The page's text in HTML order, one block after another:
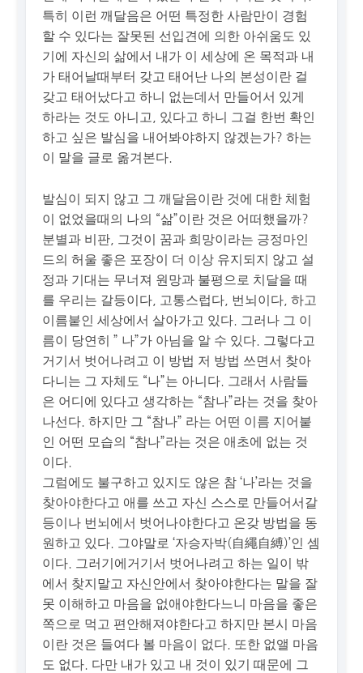
특히 이런 깨달음은 어떤 특정한 사람만이 경험
할 수 있다는 잘못된 선입견에 의한 아쉬움도 있
기에 자신의 삶에서 내가 이 세상에 온 목적과 내
가 태어날때부터 갖고 태어난 나의 본성이란 걸
갖고 태어났다고 하니 없는데서 만들어서 있게
하라는 것도 아니고, 있다고 하니 그걸 한번 확인
하고 싶은 발심을 내어봐야하지 않겠는가? 하는
이 말을 글로 옮겨본다.
발심이 되지 않고 그 깨달음이란 것에 대한 체험
이 없었을때의 나의 “삶”이란 것은 어떠했을까?
분별과 비판, 그것이 꿈과 희망이라는 긍정마인
드의 허울 좋은 포장이 더 이상 유지되지 않고 설
정과 기대는 무너져 원망과 불평으로 치달을 때
를 우리는 갈등이다, 고통스럽다, 번뇌이다, 하고
이름붙인 세상에서 살아가고 있다. 그러나 그 이
름이 당연히 ” 나”가 아님을 알 수 있다. 그렇다고
거기서 벗어나려고 이 방법 저 방법 쓰면서 찾아
다니는 그 자체도 “나”는 아니다. 그래서 사람들
은 어디에 있다고 생각하는 “참나”라는 것을 찾아
나선다. 하지만 그 “참나” 라는 어떤 이름 지어붙
인 어떤 모습의 “참나”라는 것은 애초에 없는 것
이다.
그럼에도 불구하고 있지도 않은 참 ‘나’라는 것을
찾아야한다고 애를 쓰고 자신 스스로 만들어서갈
등이나 번뇌에서 벗어나야한다고 온갖 방법을 동
원하고 있다. 그야말로 ‘자승자박(自繩自縛)’인 셈
이다. 그러기에거기서 벗어나려고 하는 일이 밖
에서 찾지말고 자신안에서 찾아야한다는 말을 잘
못 이해하고 마음을 없애야한다느니 마음을 좋은
쪽으로 먹고 편안해져야한다고 하지만 본시 마음
이란 것은 들여다 볼 마음이 없다. 또한 없앨 마음
도 없다. 다만 내가 있고 내 것이 있기 때문에 그